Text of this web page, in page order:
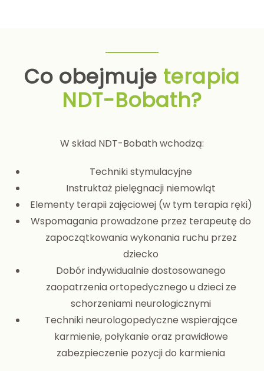
Co obejmuje terapia
NDT-Bobath?
W skład NDT-Bobath wchodzą:
Techniki stymulacyjne
Instruktaż pielęgnacji niemowląt
Elementy terapii zajęciowej (w tym terapia ręki)
Wspomagania prowadzone przez terapeutę do
zapoczątkowania wykonania ruchu przez
dziecko
Dobór indywidualnie dostosowanego
zaopatrzenia ortopedycznego u dzieci ze
schorzeniami neurologicznymi
Techniki neurologopedyczne wspierające
karmienie, połykanie oraz prawidłowe
zabezpieczenie pozycji do karmienia